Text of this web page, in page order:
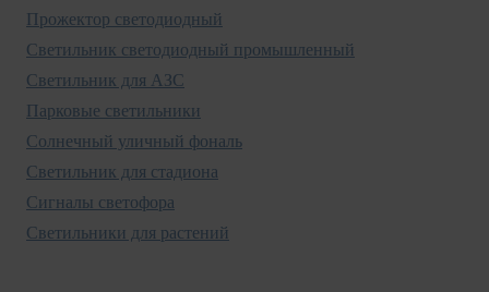
Прожектор светодиодный
Светильник светодиодный промышленный
Светильник для АЗС
Парковые светильники
Солнечный уличный фональ
Светильник для стадиона
Сигналы светофора
Светильники для растений